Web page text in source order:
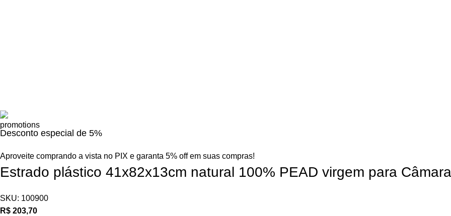
Desconto especial de 5%
Aproveite comprando a vista no PIX e garanta 5% off em suas compras!
Estrado plástico 41x82x13cm natural 100% PEAD virgem para
SKU: 100900
R$ 203,70